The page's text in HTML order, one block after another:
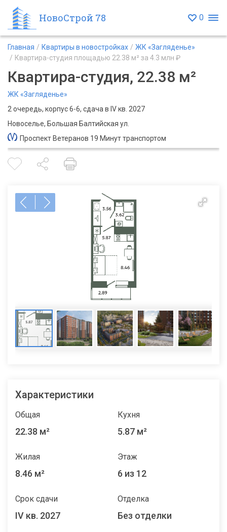
НовоСтрой 78 0
Главная Квартиры в новостройках
ЖК «Загляденье»
Квартира-студия площадью 22.38 м² за 4.3 млн ₽
Квартира-студия, 22.38 м²
ЖК «Загляденье»
2 очередь, корпус 6-6, сдача в IV кв. 2027
Новоселье, Большая Балтийская ул.
Проспект Ветеранов 19 Минут транспортом
Характеристики
Общая
22.38 м²
Кухня
5.87 м²
Жилая
8.46 м²
Этаж
6 из 12
Срок сдачи
IV кв. 2027
Отделка
Без отделки